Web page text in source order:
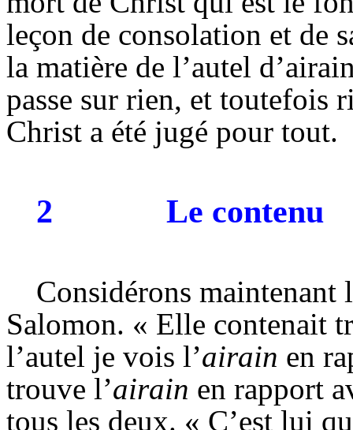
leçon de consolation et de
la matière de l’autel
passe sur rien, et toutefois
Christ a été jugé pour tout.
2 Le contenu
Considérons maintenant
Salomon. « Elle contenait
l’autel je vois l’airain en
trouve l’airain en rapport
tous les deux. « C’est lui